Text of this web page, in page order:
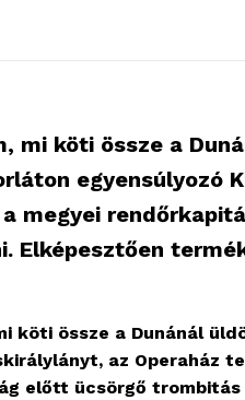
mi köti össze a
egyensúlyozó
megyei
Elképesztően
köti össze a Dunánál
az Operaház
előtt ücsörgő